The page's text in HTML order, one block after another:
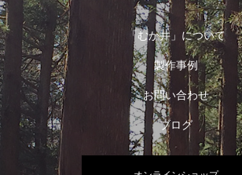
「むか井」について
製作事例
お問い合わせ
ブログ